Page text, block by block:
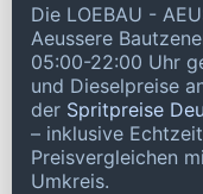
Die LOEBAU -
Aeussere
05:00-22:00 Uhr
und Dieselpreise
der Spritpreise
– inklusive
Preisvergleichen
Umkreis.